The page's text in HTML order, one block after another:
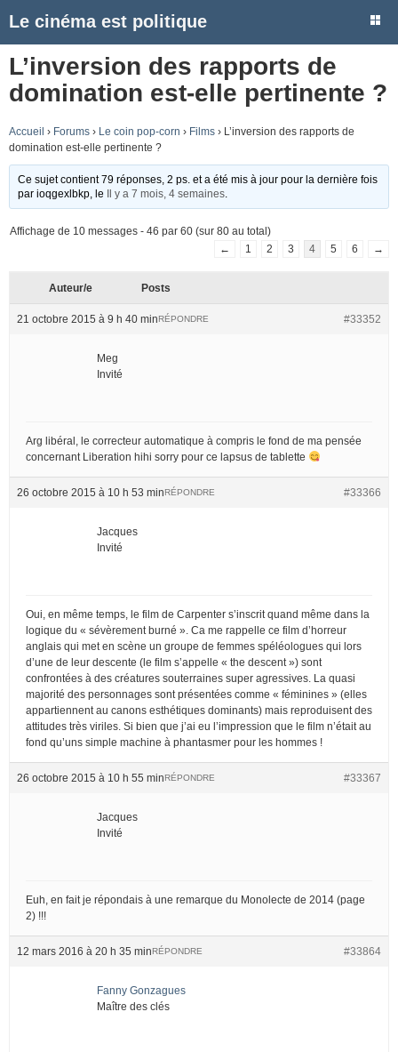
Le cinéma est politique
L’inversion des rapports de
domination est-elle pertinente ?
Accueil › Forums › Le coin pop-corn › Films › L’inversion des rapports de
domination est-elle pertinente ?
Ce sujet contient 79 réponses, 2 ps. et a été mis à jour pour la dernière fois
parioqgexlbkp , le Il y a 7 mois, 4 semaines
Affichage de 10 messages - 46 par 60 (sur 80 au total)
←
1 2 3 4 5 6 →
Auteur/e Posts
21 octobre 2015 à 9 h 40 min #33352
RÉPONDRE
Meg
Invité
Arg libéral, le correcteur automatique à compris le fond de ma pensée
concernant Liberation hihi sorry pour ce lapsus de tablette
26 octobre 2015 à 10 h 53 min #33366
RÉPONDRE
Jacques
Invité
Oui, en même temps, le film de Carpenter s’inscrit quand même dans la
logique du « sévèrement burné ». Ca me rappelle ce film d’horreur
anglais qui met en scène un groupe de femmes spéléologues qui lors
d’une de leur descente (le film s’appelle « the descent ») sont
confrontées à des créatures souterraines super agressives. La quasi
majorité des personnages sont présentées comme « féminines » (elles
appartiennent au canons esthétiques dominants) mais reproduisent des
attitudes très viriles. Si bien que j’ai eu l’impression que le film n’était au
fond qu’uns simple machine à phantasmer pour les hommes !
26 octobre 2015 à 10 h 55 min #33367
RÉPONDRE
Jacques
Invité
Euh, en fait je répondais à une remarque du Monolecte de 2014 (page
2) !!!
12 mars 2016 à 20 h 35 min #33864
RÉPONDRE
Fanny Gonzagues
Maître des clés